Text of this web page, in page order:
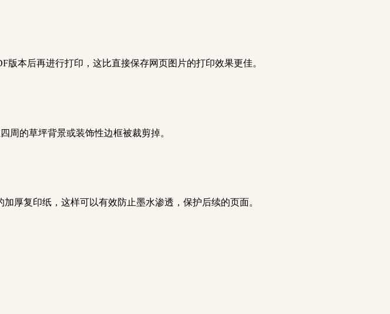
本后再进行打印，这比直接保存网页图片的打印效果更佳。
周的草坪背景或装饰性边框被裁剪掉。
厚复印纸，这样可以有效防止墨水渗透，保护后续的页面。